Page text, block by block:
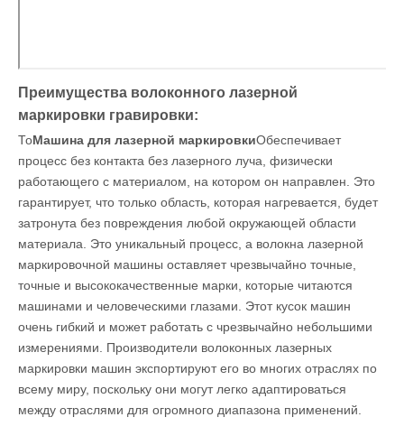
Преимущества волоконного лазерной
маркировки гравировки:
ТоМашина для лазерной маркировкиОбеспечивает
процесс без контакта без лазерного луча, физически
работающего с материалом, на котором он направлен. Это
гарантирует, что только область, которая нагревается, будет
затронута без повреждения любой окружающей области
материала. Это уникальный процесс, а волокна лазерной
маркировочной машины оставляет чрезвычайно точные,
точные и высококачественные марки, которые читаются
машинами и человеческими глазами. Этот кусок машин
очень гибкий и может работать с чрезвычайно небольшими
измерениями. Производители волоконных лазерных
маркировки машин экспортируют его во многих отраслях по
всему миру, поскольку они могут легко адаптироваться
между отраслями для огромного диапазона применений.